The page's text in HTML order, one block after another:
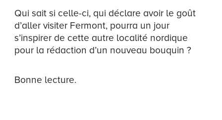
Qui sait si celle-ci, qui déclare avoir le goût
d’aller visiter Fermont, pourra un jour
s’inspirer de cette autre localité nordique
pour la rédaction d’un nouveau bouquin ?
Bonne lecture.